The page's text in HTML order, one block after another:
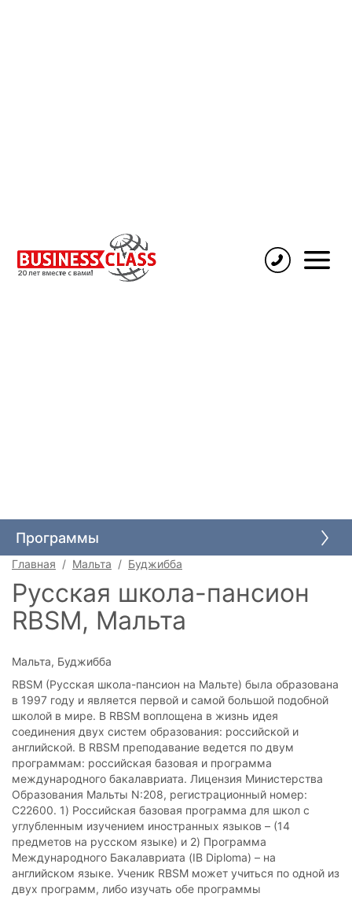
Программы
Среднее образование
Каникулы для детей
Школьные обмены
Главная Мальта Буджибба
Русская школа-пансион
RBSM, Мальта
Мальта, Буджибба
RBSM (Русская школа-пансион на Мальте) была образована
в 1997 году и является первой и самой большой подобной
школой в мире. В RBSM воплощена в жизнь идея
соединения двух систем образования: российской и
английской. В RBSM преподавание ведется по двум
программам: российская базовая и программа
международного бакалавриата. Лицензия Министерства
Образования Мальты N:208, регистрационный номер:
С22600. 1) Российская базовая программа для школ с
углубленным изучением иностранных языков – (14
предметов на русском языке) и 2) Программа
Международного Бакалавриата (IB Diploma) – на
английском языке. Ученик RBSM может учиться по одной из
двух программ, либо изучать обе программы